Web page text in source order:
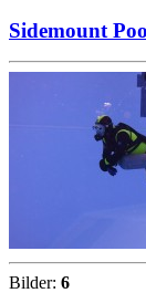
Sidemount
Bilder: 6